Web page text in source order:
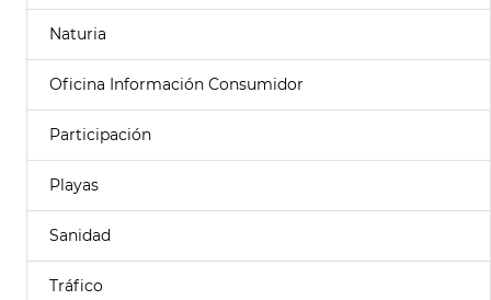
Naturia
Oficina Información Consumidor
Participación
Playas
Sanidad
Tráfico